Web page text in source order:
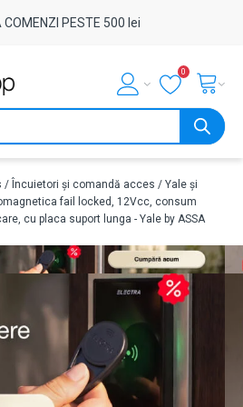
PESTE 500 lei
0
/ Încuietori și comandă acces / Yale și
fail locked, 12Vcc, consum
cu placa suport lunga - Yale by ASSA